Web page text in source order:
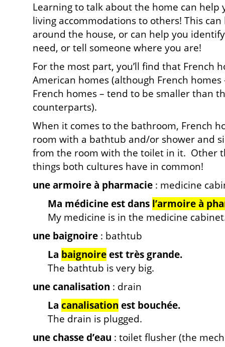
Learning to talk about the home can help
living accommodations to others! This
around the house, or can help you
need, or tell someone where you are!
For the most part, you’ll find that French
American homes (although French
French homes – tend to be smaller than
counterparts).
When it comes to the bathroom, French
room with a bathtub and/or shower and
from the room with the toilet in it. Other
things both cultures have in common!
une armoire à pharmacie : medicine
Ma médicine est dans l’armoire à
My medicine is in the medicine
une baignoire : bathtub
La baignoireest très grande.
The bathtub is very big.
une canalisation : drain
La canalisation est bouchée.
The drain is plugged.
une chasse d’eau : toilet flusher (the